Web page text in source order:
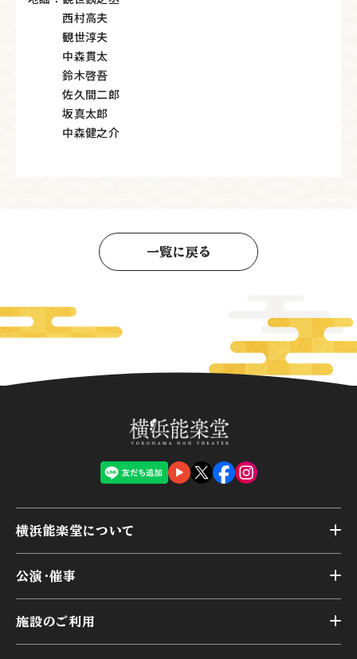
西村高夫
観世淳夫
中森貫太
鈴木啓吾
佐久間二郎
坂真太郎
中森健之介
一覧に戻る
横浜能楽堂について
横浜能楽堂が取り組んだ事業
能舞台の歴史と特徴
公演・催事
施設のご利用